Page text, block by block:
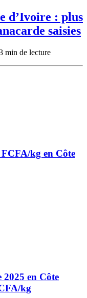
d’Ivoire : plus
saisies
min de lecture
kg en Côte
en Côte
kg